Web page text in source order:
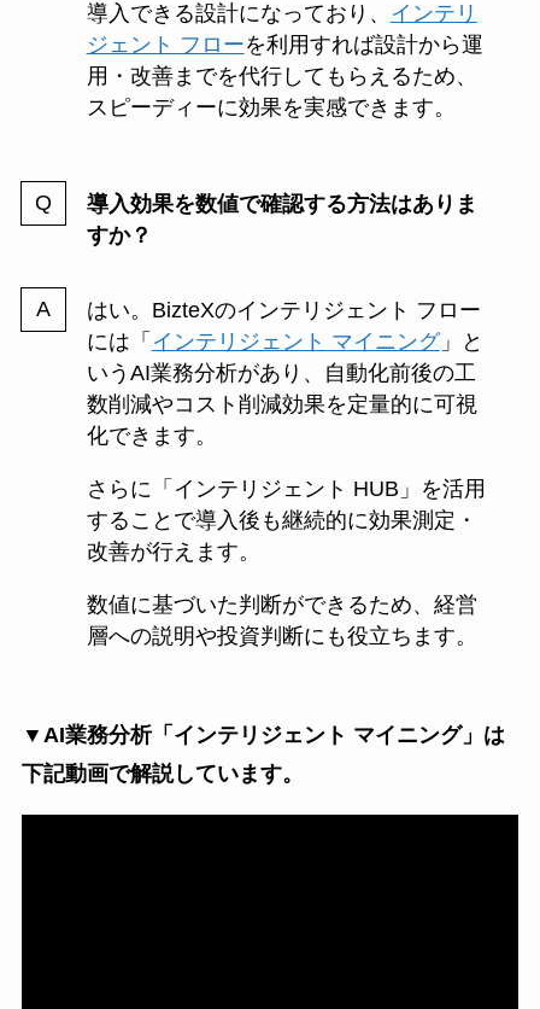
導入できる設計になっており、
インテリ
ジェント フローを利用すれば設計から運
用・改善までを代行してもらえるため、
スピーディーに効果を実感できます。
導入効果を数値で確認する方法はありま
すか？
はい。BizteXのインテリジェント フロー
には「 インテリジェント マイニング」と
いうAI業務分析があり、自動化前後の工
数削減やコスト削減効果を定量的に可視
化できます。
さらに「インテリジェント HUB」を活用
することで導入後も継続的に効果測定・
改善が行えます。
数値に基づいた判断ができるため、経営
層への説明や投資判断にも役立ちます。
▼AI業務分析「インテリジェント マイニング」は
下記動画で解説しています。